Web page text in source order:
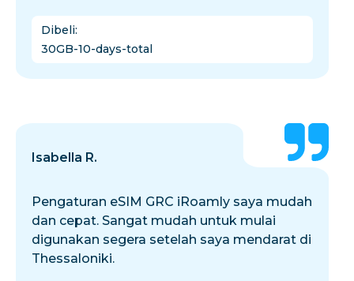
Dibeli:
30GB-10-days-total
Isabella R.
Pengaturan eSIM GRC iRoamly saya mudah
dan cepat. Sangat mudah untuk mulai
digunakan segera setelah saya mendarat di
Thessaloniki.